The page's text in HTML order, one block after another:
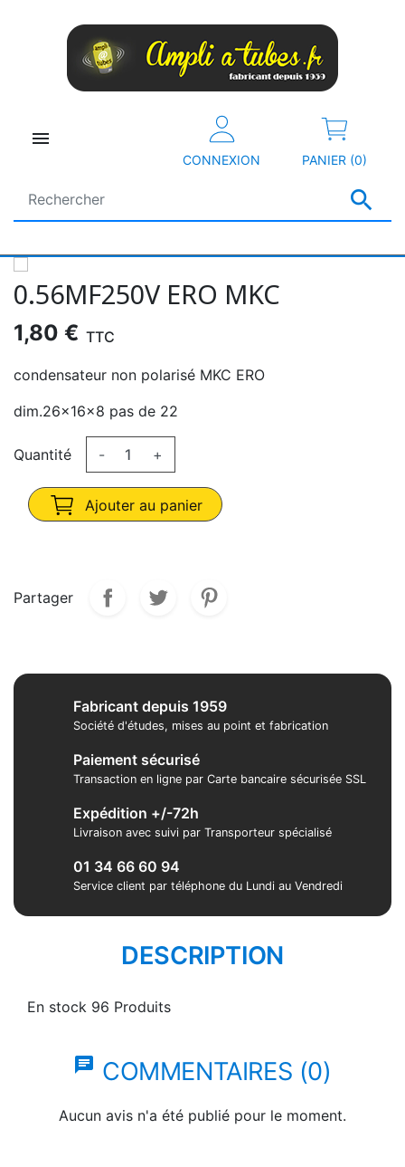


CONNEXION PANIER (0)
0.56ΜF250V ERO MKC
1,80 € TTC
condensateur non polarisé MKC ERO
dim.26x16x8 pas de 22
Quantité - +
Ajouter au panier
Partager
Fabricant depuis 1959
Société d'études, mises au point et fabrication
Paiement sécurisé
Transaction en ligne par Carte bancaire sécurisée SSL
Expédition +/-72h
Livraison avec suivi par Transporteur spécialisé
01 34 66 60 94
Service client par téléphone du Lundi au Vendredi
DESCRIPTION
En stock 96 Produits
chat COMMENTAIRES (0)
Aucun avis n'a été publié pour le moment.